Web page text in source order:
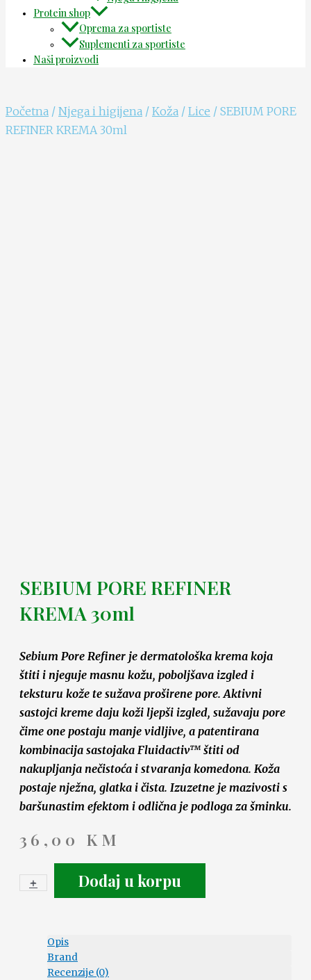
Protein shop
Oprema za sportiste
Suplementi za sportiste
Naši proizvodi
Početna / Njega i higijena / Koža / Lice / SEBIUM PORE
REFINER KREMA 30ml
SEBIUM PORE REFINER
KREMA 30ml
Sebium Pore Refiner je dermatološka krema koja
štiti i njeguje masnu kožu, poboljšava izgled i
teksturu kože te sužava proširene pore. Aktivni
sastojci kreme daju koži ljepši izgled, sužavaju pore
čime one postaju manje vidljive, a patentirana
kombinacija sastojaka Fluidactiv™ štiti od
nakupljanja nečistoća i stvaranja komedona. Koža
postaje nježna, glatka i čista. Izuzetne je mazivosti s
baršunastim efektom i odlična je podloga za šminku.
36,00 KM
-
+ Dodaj u korpu
Opis
Brand
Recenzije (0)